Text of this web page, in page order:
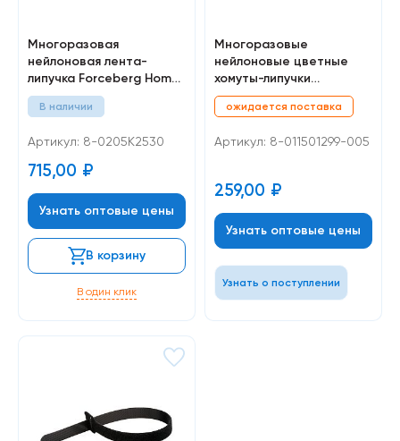
Многоразовая
нейлоновая лента-
липучка Forceberg Home
& DIY 25 мм для стяжки и
подвязки, синяя, 5 м
В наличии
Артикул: 8-0205К2530
715,00 ₽
Узнать оптовые цены
В корзину
В один клик
Многоразовые
нейлоновые цветные
хомуты-липучки
Forceberg Home&DIY
150х12 для стяжки и
ожидается поставка
Артикул: 8-011501299-005
259,00 ₽
Узнать оптовые цены
Узнать о поступлении